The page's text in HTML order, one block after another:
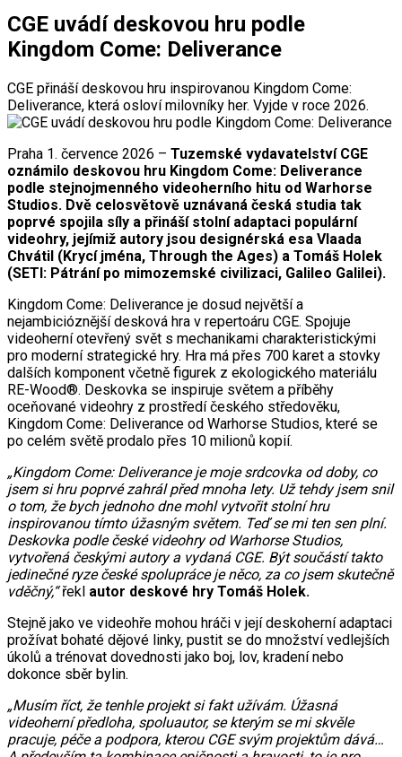
CGE uvádí deskovou hru podle
Kingdom Come: Deliverance
CGE přináší deskovou hru inspirovanou Kingdom Come:
Deliverance, která osloví milovníky her. Vyjde v roce 2026.
Praha 1. července 2026 – Tuzemské vydavatelství CGE
oznámilo deskovou hru Kingdom Come: Deliverance
podle stejnojmenného videoherního hitu od Warhorse
Studios. Dvě celosvětově uznávaná česká studia tak
poprvé spojila síly a přináší stolní adaptaci populární
videohry, jejímiž autory jsou designérská esa Vlaada
Chvátil (Krycí jména, Through the Ages) a Tomáš Holek
(SETI: Pátrání po mimozemské civilizaci, Galileo Galilei).
Kingdom Come: Deliverance je dosud největší a
nejambicióznější desková hra v repertoáru CGE. Spojuje
videoherní otevřený svět s mechanikami charakteristickými
pro moderní strategické hry. Hra má přes 700 karet a stovky
dalších komponent včetně figurek z ekologického materiálu
RE-Wood®. Deskovka se inspiruje světem a příběhy
oceňované videohry z prostředí českého středověku,
Kingdom Come: Deliverance od Warhorse Studios, které se
po celém světě prodalo přes 10 milionů kopií.
„Kingdom Come: Deliverance je moje srdcovka od doby, co
jsem si hru poprvé zahrál před mnoha lety. Už tehdy jsem snil
o tom, že bych jednoho dne mohl vytvořit stolní hru
inspirovanou tímto úžasným světem. Teď se mi ten sen plní.
Deskovka podle české videohry od Warhorse Studios,
vytvořená českými autory a vydaná CGE. Být součástí takto
jedinečné ryze české spolupráce je něco, za co jsem skutečně
vděčný,“řekl autor deskové hry Tomáš Holek.
Stejně jako ve videohře mohou hráči v její deskoherní adaptaci
prožívat bohaté dějové linky, pustit se do množství vedlejších
úkolů a trénovat dovednosti jako boj, lov, kradení nebo
dokonce sběr bylin.
„Musím říct, že tenhle projekt si fakt užívám. Úžasná
videoherní předloha, spoluautor, se kterým se mi skvěle
pracuje, péče a podpora, kterou CGE svým projektům dává…